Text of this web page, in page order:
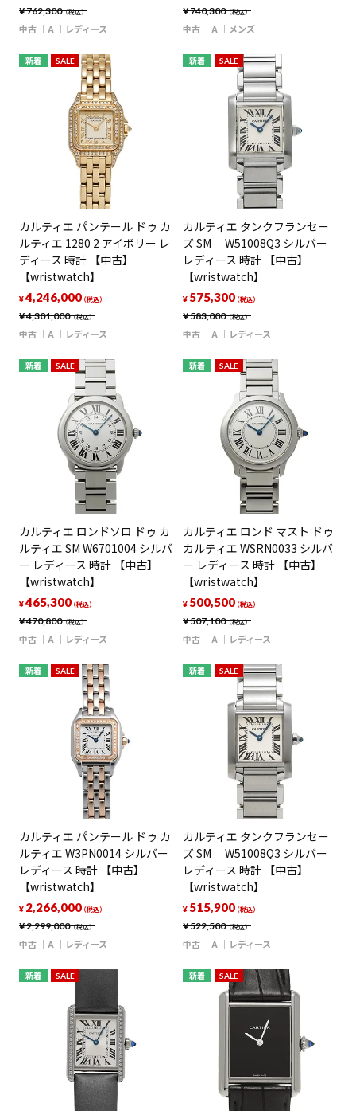
¥762,300（税込）
中古 A レディース
¥740,300（税込）
中古 A メンズ
新着 SALE
カルティエ パンテール ドゥ カ
ルティエ 1280 2 アイボリー レ
ディース 時計 【中古】
【wristwatch】
¥4,301,000（税込）
¥4,246,000（税込）
中古 A レディース
新着 SALE
カルティエ タンクフランセー
ズ SM W51008Q3 シルバー
レディース 時計 【中古】
【wristwatch】
¥583,000（税込）
¥ 575,300（税込）
中古 A レディース
新着 SALE
カルティエ ロンドソロ ドゥ カ
ルティエ SM W6701004 シルバ
ー レディース 時計 【中古】
【wristwatch】
¥470,800（税込）
¥465,300（税込）
中古 A レディース
新着 SALE
カルティエ ロンド マスト ドゥ
カルティエ WSRN0033 シルバ
ー レディース 時計 【中古】
【wristwatch】
¥507,100（税込）
¥ 500,500（税込）
中古 A レディース
新着 SALE
カルティエ パンテール ドゥ カ
ルティエ W3PN0014 シルバー
レディース 時計 【中古】
【wristwatch】
¥2,299,000（税込）
¥ 2,266,000（税込）
中古 A レディース
新着 SALE
カルティエ タンクフランセー
ズ SM W51008Q3 シルバー
レディース 時計 【中古】
【wristwatch】
¥522,500（税込）
¥ 515,900（税込）
中古 A レディース
新着 SALE 新着 SALE